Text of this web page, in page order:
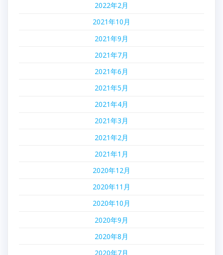
2022年2月
2021年10月
2021年9月
2021年7月
2021年6月
2021年5月
2021年4月
2021年3月
2021年2月
2021年1月
2020年12月
2020年11月
2020年10月
2020年9月
2020年8月
2020年7月